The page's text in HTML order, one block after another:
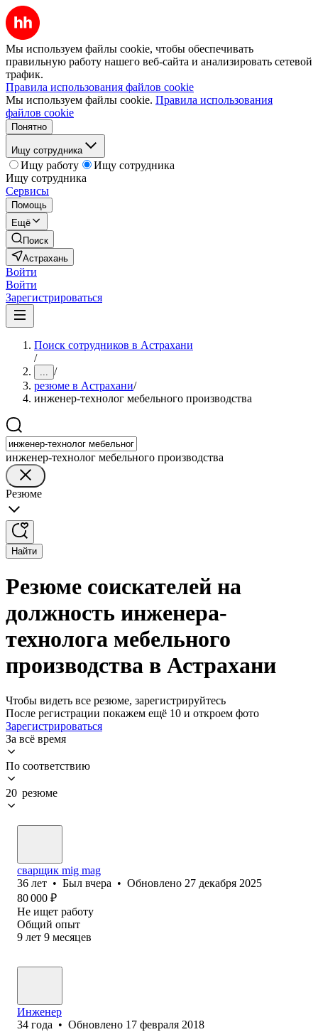
Мы используем файлы cookie, чтобы обеспечивать
правильную работу нашего веб-сайта и анализировать сетевой
трафик.
Правила использования файлов cookie
Мы используем файлы cookie. Правила использования
файлов cookie
Понятно
Ищу сотрудника
Ищу работу
Ищу сотрудника
Ищу сотрудника
Сервисы
Помощь
Ещё
Поиск
Астрахань
Войти
Войти
Зарегистрироваться
Поиск сотрудников в Астрахани
/
... /
резюме в Астрахани/
инженер-технолог мебельного производства
инженер-технолог мебельного производства
Резюме
Найти
Резюме соискателей на
должность инженера-
технолога мебельного
производства в Астрахани
Чтобы видеть все резюме, зарегистрируйтесь
После регистрации покажем ещё 10 и откроем фото
Зарегистрироваться
За всё время
По соответствию
20 резюме
сварщик mig mag
36 лет • Был вчера • Обновлено 27 декабря 2025
80 000 ₽
Не ищет работу
Общий опыт
9 лет 9 месяцев
Инженер
34 года • Обновлено 17 февраля 2018